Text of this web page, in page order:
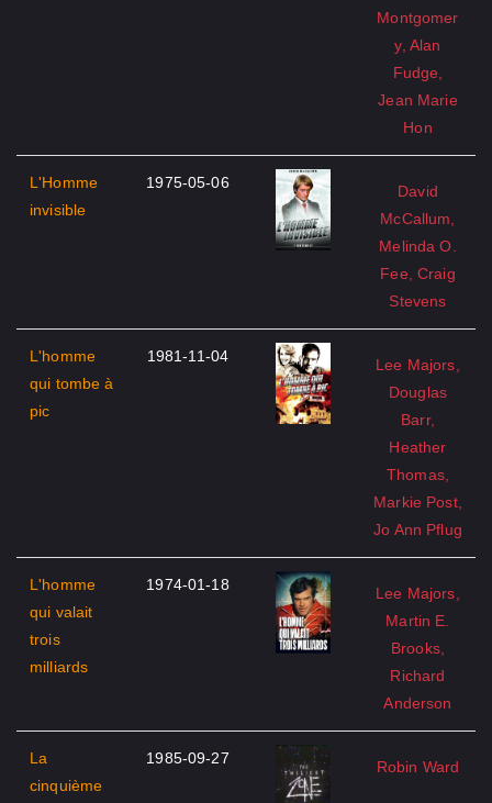
Montgomer
y, Alan
Fudge,
Jean Marie
Hon
L'Homme
invisible
1975-05-06
David
McCallum,
Melinda O.
Fee, Craig
Stevens
L'homme
qui tombe à
pic
1981-11-04
Lee Majors,
Douglas
Barr,
Heather
Thomas,
Markie Post,
Jo Ann Pflug
L'homme
qui valait
trois
milliards
1974-01-18
Lee Majors,
Martin E.
Brooks,
Richard
Anderson
La
cinquième
1985-09-27 Robin Ward